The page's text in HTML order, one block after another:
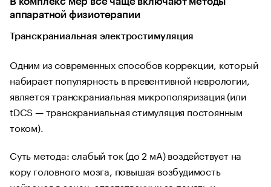
аппаратной физиотерапии
Транскраниальная электростимуляция
Одним из современных способов коррекции, который
набирает популярность в превентивной неврологии,
является транскраниальная микрополяризация (или
tDCS — транскраниальная стимуляция постоянным
током).
Суть метода: слабый ток (до 2 мА) воздействует на
кору головного мозга, повышая возбудимость